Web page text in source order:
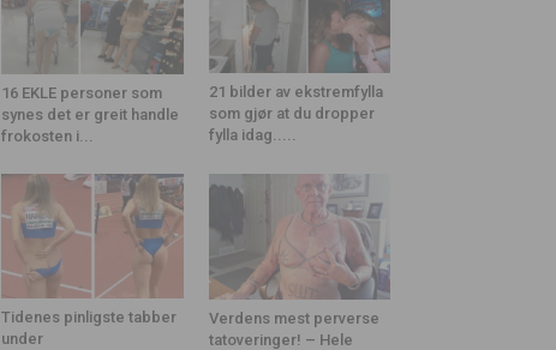
16 EKLE personer som
synes det er greit handle
frokosten i...
21 bilder av ekstremfylla
som gjør at du dropper
fylla idag.....
Tidenes pinligste tabber
under
Verdens mest perverse
tatoveringer! – Hele